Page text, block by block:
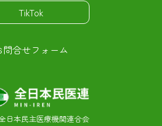
TikTok
問合せフォーム
日本民主医療機関連合会